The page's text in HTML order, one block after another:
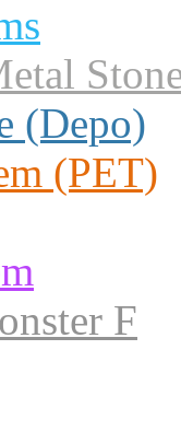
(Depo)
(PET)
F